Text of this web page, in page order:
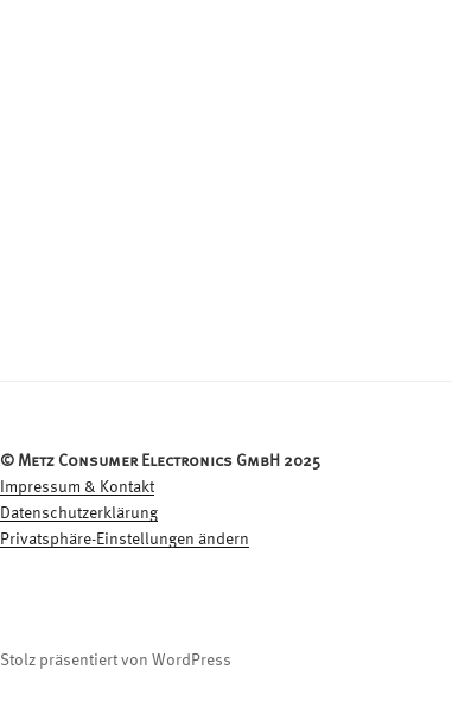
© Metz Consumer Electronics GmbH 2025
Impressum & Kontakt
Datenschutzerklärung
Privatsphäre-Einstellungen ändern
Stolz präsentiert von WordPress